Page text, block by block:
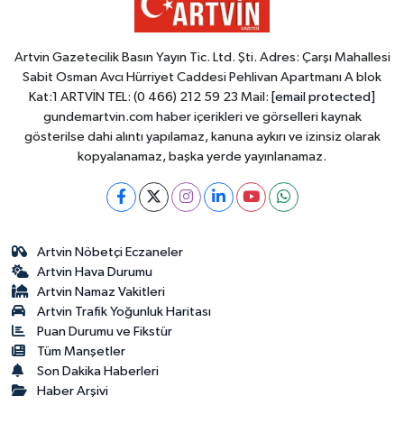
Artvin Gazetecilik Basın Yayın Tic. Ltd. Şti. Adres: Çarşı Mahallesi
Sabit Osman Avcı Hürriyet Caddesi Pehlivan Apartmanı A blok
Kat:1 ARTVİN TEL: (0 466) 212 59 23 Mail: [email protected]
gundemartvin.com haber içerikleri ve görselleri kaynak
gösterilse dahi alıntı yapılamaz, kanuna aykırı ve izinsiz olarak
kopyalanamaz, başka yerde yayınlanamaz.
Artvin Nöbetçi Eczaneler
Artvin Hava Durumu
Artvin Namaz Vakitleri
Artvin Trafik Yoğunluk Haritası
Puan Durumu ve Fikstür
Tüm Manşetler
Son Dakika Haberleri
Haber Arşivi